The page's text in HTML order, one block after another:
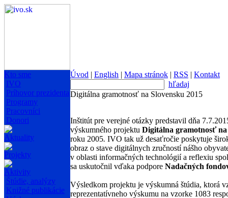
Kto sme
IVO
Príhovor prezidenta
Programy
Pracovníci
Donori
Aktuality
Projekty
Aktivity
Štúdie, analýzy
Knižné publikácie
Úvod | English | Mapa stránok | RSS | Kontakt
hľadaj
Digitálna gramotnosť na Slovensku 2015
Inštitút pre verejné otázky predstavil dňa
výskumného projektu Digitálna gramotnosť na
roku 2005. IVO tak už desaťročie poskytuje
obraz o stave digitálnych zručností nášho
v oblasti informačných technológií a reflexiu
sa uskutočnil vďaka podpore Nadačných
Výsledkom projektu je výskumná štúdia, ktorá
reprezentatívneho výskumu na vzorke 1083